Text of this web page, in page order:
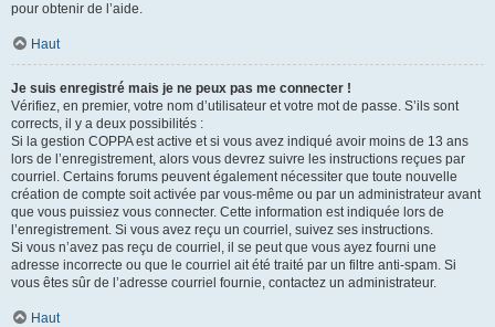
pour obtenir de l’aide.
Haut
Je suis enregistré mais je ne peux pas me connecter !
Vérifiez, en premier, votre nom d’utilisateur et votre mot de passe. S’ils sont
corrects, il y a deux possibilités :
Si la gestion COPPA est active et si vous avez indiqué avoir moins de 13 ans
lors de l’enregistrement, alors vous devrez suivre les instructions reçues par
courriel. Certains forums peuvent également nécessiter que toute nouvelle
création de compte soit activée par vous-même ou par un administrateur avant
que vous puissiez vous connecter. Cette information est indiquée lors de
l’enregistrement. Si vous avez reçu un courriel, suivez ses instructions.
Si vous n’avez pas reçu de courriel, il se peut que vous ayez fourni une
adresse incorrecte ou que le courriel ait été traité par un filtre anti-spam. Si
vous êtes sûr de l’adresse courriel fournie, contactez un administrateur.
Haut